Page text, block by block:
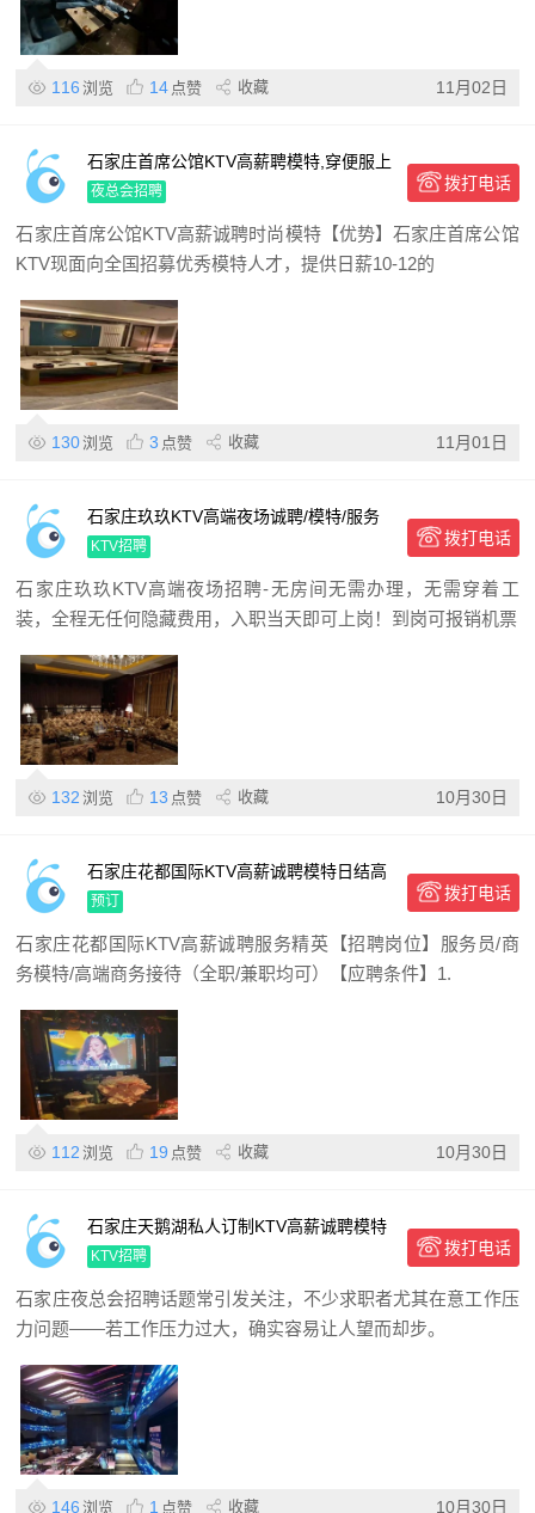
116 浏览 14 点赞 收藏 11月02日
石家庄首席公馆KTV高薪聘模特,穿便服上
班日结高薪夜场火热招募中,房间待遇优厚
夜总会招聘 拨打电话
石家庄首席公馆KTV高薪诚聘时尚模特【优势】石家庄首席公馆
KTV现面向全国招募优秀模特人才，提供日薪10-12的
130浏览 3 点赞 收藏 11月01日
石家庄玖玖KTV高端夜场诚聘/模特/服务
员,高薪日结+提供住宿,无入职,包厢天天
KTV招聘 拨打电话
石家庄玖玖KTV高端夜场招聘-无房间无需办理，无需穿着工
装，全程无任何隐藏费用，入职当天即可上岗！到岗可报销机票
132 浏览 13 点赞 收藏 10月30日
石家庄花都国际KTV高薪诚聘模特日结高
薪|高端场|安全合法|无押金|长期稳定
预订 拨打电话
石家庄花都国际KTV高薪诚聘服务精英【招聘岗位】服务员/商
务模特/高端商务接待（全职/兼职均可）【应聘条件】1.
112 浏览 19 点赞 收藏 10月30日
石家庄天鹅湖私人订制KTV高薪诚聘模特
服务员,日结工资包住宿,环境优雅待遇优
厚免一切费用
KTV招聘 拨打电话
石家庄夜总会招聘话题常引发关注，不少求职者尤其在意工作压
力问题——若工作压力过大，确实容易让人望而却步。
146 浏览 1 点赞 收藏 10月30日